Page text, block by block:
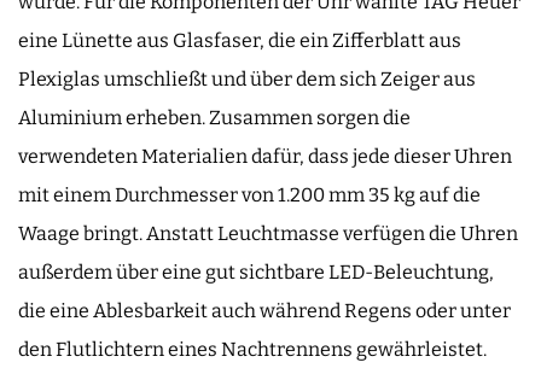
eine Lünette aus Glasfaser, die ein Zifferblatt aus
Plexiglas umschließt und über dem sich Zeiger aus
Aluminium erheben. Zusammen sorgen die
verwendeten Materialien dafür, dass jede dieser Uhren
mit einem Durchmesser von 1.200 mm 35 kg auf die
Waage bringt. Anstatt Leuchtmasse verfügen die Uhren
außerdem über eine gut sichtbare LED-Beleuchtung,
die eine Ablesbarkeit auch während Regens oder unter
den Flutlichtern eines Nachtrennens gewährleistet.